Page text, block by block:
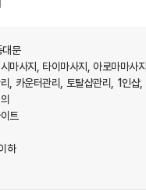
대문
마사지 타이마사지 아로마마사지
카운터관리 토탈샵관리 1인샵
트
하